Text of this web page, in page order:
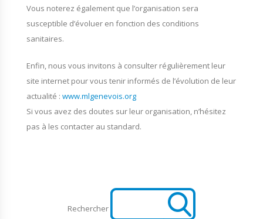
Vous noterez également que l’organisation sera
susceptible d’évoluer en fonction des conditions
sanitaires.
Enfin, nous vous invitons à consulter régulièrement leur
site internet pour vous tenir informés de l’évolution de leur
actualité : www.mlgenevois.org
Si vous avez des doutes sur leur organisation, n’hésitez
pas à les contacter au standard.
Rechercher